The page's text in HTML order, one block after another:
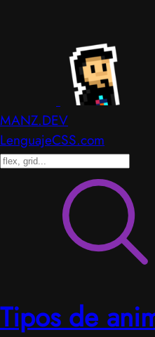
MANZ.DEV
LenguajeCSS.com
Tipos de